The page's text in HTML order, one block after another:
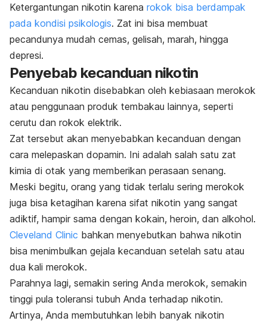
Ketergantungan nikotin karena rokok bisa berdampak
pada kondisi psikologis. Zat ini bisa membuat
pecandunya mudah cemas, gelisah, marah, hingga
depresi.
Penyebab kecanduan nikotin
Kecanduan nikotin disebabkan oleh kebiasaan merokok
atau penggunaan produk tembakau lainnya, seperti
cerutu dan rokok elektrik.
Zat tersebut akan menyebabkan kecanduan dengan
cara melepaskan dopamin. Ini adalah salah satu zat
kimia di otak yang memberikan perasaan senang.
Meski begitu, orang yang tidak terlalu sering merokok
juga bisa ketagihan karena sifat nikotin yang sangat
adiktif, hampir sama dengan kokain, heroin, dan alkohol.
Cleveland Clinic bahkan menyebutkan bahwa nikotin
bisa menimbulkan gejala kecanduan setelah satu atau
dua kali merokok.
Parahnya lagi, semakin sering Anda merokok, semakin
tinggi pula toleransi tubuh Anda terhadap nikotin.
Artinya, Anda membutuhkan lebih banyak nikotin